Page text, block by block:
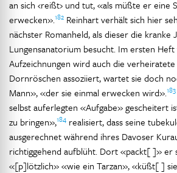
an sich ‹reißt› und tut, «als müßte er eine
erwecken».182 Reinhart verhält sich hier
nächster Romanheld, als dieser die kranke
Lungensanatorium besucht. Im ersten
Aufzeichnungen wird auch die
Dornröschen assoziiert, wartet sie doch
Mann», «der sie einmal erwecken wird».183
selbst auferlegten «Aufgabe» gescheitert
zu bringen»,184 realisiert, dass seine
ausgerechnet während ihres Davoser
richtiggehend aufblüht. Dort «packt[ ]» er
«[p]lötzlich» «wie ein Tarzan», «küßt[ ]